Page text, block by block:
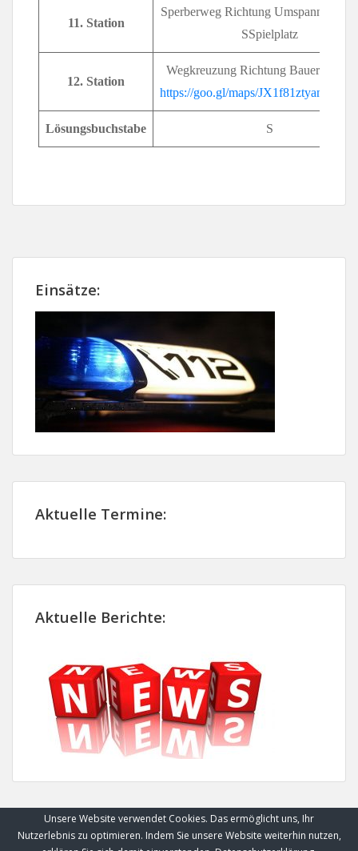
11. Station
Sperberweg Richtung Umspannwerk
SSpielplatz
12. Station
Wegkreuzung Richtung Bauernhof
https://goo.gl/maps/
Lösungsbuchstabe S
Einsätze:
Aktuelle Termine:
Aktuelle Berichte:
Theme: augusta byTemplatic.
Unsere Website verwendet Cookies. Das ermöglicht uns, Ihr
Nutzerlebnis zu optimieren. Indem Sie unsere Website weiterhin nutzen,